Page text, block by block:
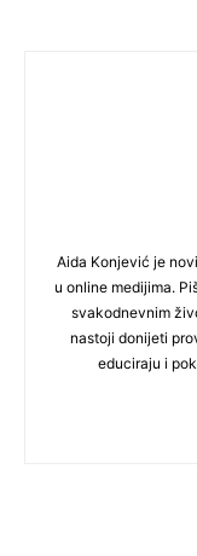
Aida Konjević je
u online medijima.
svakodnevnim
nastoji donijeti
educiraju i